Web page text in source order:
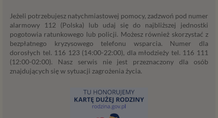
Jeżeli potrzebujesz natychmiastowej pomocy, zadzwoń pod numer
alarmowy 112 (Polska) lub udaj się do najbliższej jednostki
pogotowia ratunkowego lub policji. Możesz również skorzystać z
bezpłatnego kryzysowego telefonu wsparcia. Numer dla
dorosłych tel. 116 123 (14:00-22:00), dla młodzieży tel. 116 111
(12:00-02:00). Nasz serwis nie jest przeznaczony dla osób
znajdujących się w sytuacji zagrożenia życia.
Psychorada.pl w serwisie administratora (np. jeśli
interesujesz się psychologią dziecka i oglądasz
materiały na ten temat w Psychorada.pl to możemy
Ci wyświetlić reklamę na podobny temat).
Twoja dobrowolna zgoda. Aby móc pokazać
interesujące Cię oferty reklamowe (np. produktu lub
i ich przedstawiciele muszą mieć możliwość
przetwarzania Twoich danych. Udzielenie takiej